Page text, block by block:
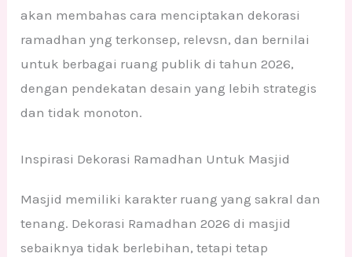
akan membahas cara menciptakan dekorasi
ramadhan yng terkonsep, relevsn, dan bernilai
untuk berbagai ruang publik di tahun 2026,
dengan pendekatan desain yang lebih strategis
dan tidak monoton.
Inspirasi Dekorasi Ramadhan Untuk Masjid
Masjid memiliki karakter ruang yang sakral dan
tenang. Dekorasi Ramadhan 2026 di masjid
sebaiknya tidak berlebihan, tetapi tetap